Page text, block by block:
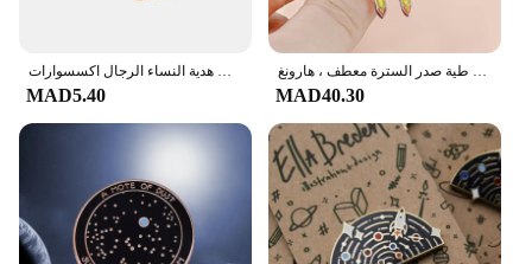
MAD5.40 MAD40.30